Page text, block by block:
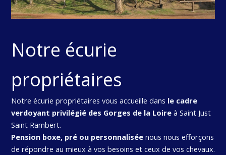
Notre écurie
propriétaires
Notre écurie propriétaires vous accueille dans le cadre
verdoyant privilégié des Gorges de la Loireà Saint Just
Saint Rambert.
Pension boxe, pré ou personnaliséenous nous efforçons
de répondre au mieux à vos besoins et ceux de vos chevaux.